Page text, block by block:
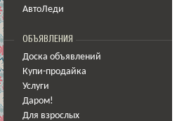
АвтоЛеди
ОБЪЯВЛЕНИЯ
Доска объявлений
Купи-продайка
Услуги
Даром!
Для взрослых